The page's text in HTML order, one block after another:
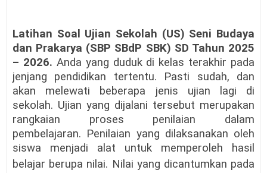
Latihan Soal Ujian Sekolah (US) Seni Budaya
dan Prakarya (SBP SBdP SBK) SD Tahun 2025
– 2026. Anda yang duduk di kelas terakhir pada
jenjang pendidikan tertentu. Pasti sudah, dan
akan melewati beberapa jenis ujian lagi di
sekolah. Ujian yang dijalani tersebut merupakan
rangkaian proses penilaian dalam
pembelajaran. Penilaian yang dilaksanakan oleh
siswa menjadi alat untuk memperoleh hasil
belajar berupa nilai. Nilai yang dicantumkan pada